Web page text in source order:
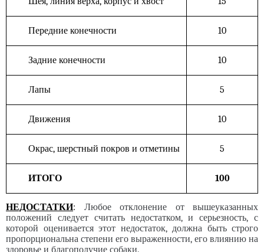
Передние конечности 10
Задние конечности 10
Лапы 5
Движения 10
Окрас, шерстный покров и отметины 5
ИТОГО 100
НЕДОСТАТКИ: Любое отклонение от вышеуказанных
положений следует считать недостатком, и серьезность, с
которой оценивается этот недостаток, должна быть строго
пропорциональна степени его выраженности, его влиянию на
здоровье и благополучие собаки.